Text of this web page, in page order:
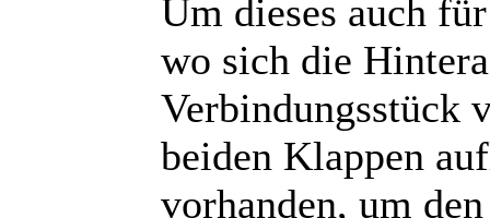
Um dieses auch
wo sich die
Verbindungsstück
beiden Klappen
vorhanden, um